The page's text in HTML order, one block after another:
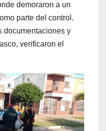
demoraron a un
parte del control.
documentaciones y
verificaron el